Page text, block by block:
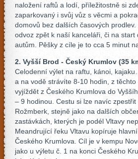
naložení raftů a lodí, příležitostně si
zaparkovaný i svůj vůz s věcmi a
domovů bez dalších časových
odvoz zpět k naší kanceláři, či na start
autům. Pěšky z cíle je to cca 5 minut
2. Vyšší Brod - Český Krumlov (35
Celodenní výlet na raftu, kánoi,
a na vodě strávíte 8-10 hodin, z
vyjíždět z Českého Krumlova do
– 9 hodinou. Cestu si lze navíc
Rožmberk, stejně jako na dalších
zastávkách, kterých je podél Vltavy
Meandrující řeku Vltavu kopíruje
Českého Krumlova. Cíl je v kempu
jako u výletu č. 1 na konci Českého